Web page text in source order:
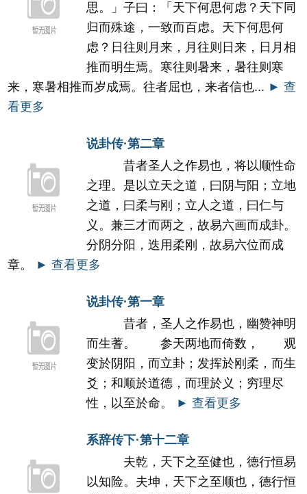
思。」子曰：「天下何思何虑？天下同
归而殊途，一致而百虑。天下何思何
虑？日往则月来，月往则日来，日月相
推而明生焉。寒往则暑来，暑往则寒
来，寒暑相推而岁成焉。往者屈也，来者信也... ► 查
看更多
说卦传·第二章
昔者圣人之作易也，将以顺性命
之理。是以立天之道，曰阴与阳；立地
之道，曰柔与刚；立人之道，曰仁与
义。兼三才而两之，故易六画而成卦。
分阴分阳，迭用柔刚，故易六位而成
章。
► 查看更多
说卦传·第一章
昔者，圣人之作易也，幽赞神明
而生蓍。 参天两地而倚数， 观
变於阴阳，而立卦；发挥於刚柔，而生
爻；和顺於道德，而理於义；穷理尽
性，以至於命。
► 查看更多
系辞传下·第十二章
夫乾，天下之至健也，德行恒易
以知险。夫坤，天下之至顺也，德行恒